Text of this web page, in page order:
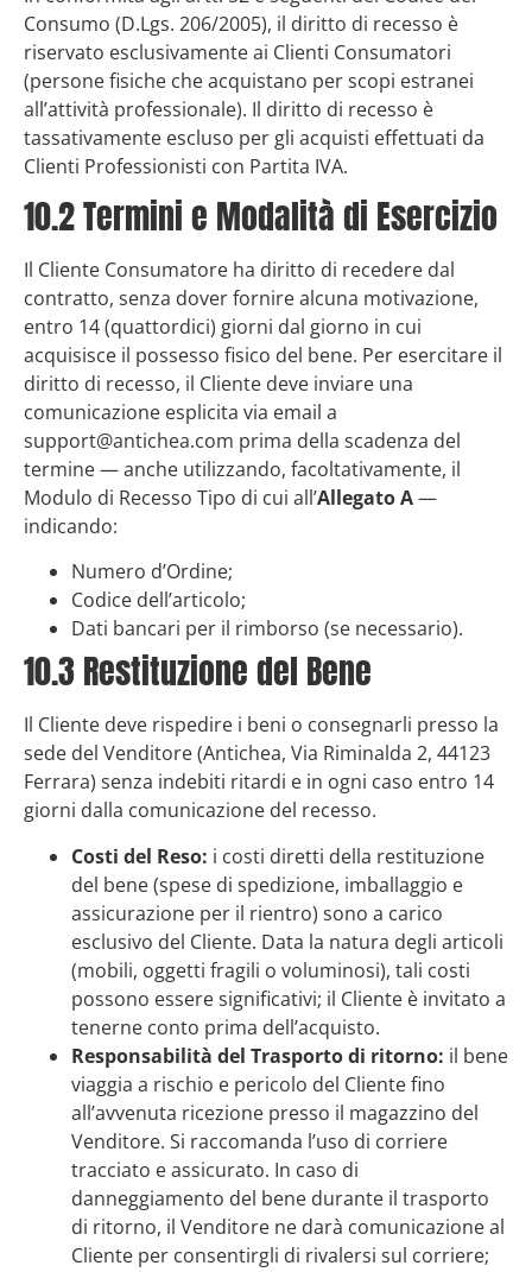
Consumo (D.Lgs. 206/2005), il diritto di recesso è
riservato esclusivamente ai Clienti Consumatori
(persone fisiche che acquistano per scopi estranei
all’attività professionale). Il diritto di recesso è
tassativamente escluso per gli acquisti effettuati da
Clienti Professionisti con Partita IVA.
10.2 Termini e Modalità di Esercizio
Il Cliente Consumatore ha diritto di recedere dal
contratto, senza dover fornire alcuna motivazione,
entro 14 (quattordici) giorni dal giorno in cui
acquisisce il possesso fisico del bene. Per esercitare il
diritto di recesso, il Cliente deve inviare una
comunicazione esplicita via email a
support@antichea.com prima della scadenza del
termine — anche utilizzando, facoltativamente, il
Modulo di Recesso Tipo di cui all’Allegato A—
indicando:
Numero d’Ordine;
Codice dell’articolo;
Dati bancari per il rimborso (se necessario).
10.3 Restituzione del Bene
Il Cliente deve rispedire i beni o consegnarli presso la
sede del Venditore (Antichea, Via Riminalda 2, 44123
Ferrara) senza indebiti ritardi e in ogni caso entro 14
giorni dalla comunicazione del recesso.
Costi del Reso: i costi diretti della restituzione
del bene (spese di spedizione, imballaggio e
assicurazione per il rientro) sono a carico
esclusivo del Cliente. Data la natura degli articoli
(mobili, oggetti fragili o voluminosi), tali costi
possono essere significativi; il Cliente è invitato a
tenerne conto prima dell’acquisto.
Responsabilità del Trasporto di ritorno: il bene
viaggia a rischio e pericolo del Cliente fino
all’avvenuta ricezione presso il magazzino del
Venditore. Si raccomanda l’uso di corriere
tracciato e assicurato. In caso di
danneggiamento del bene durante il trasporto
di ritorno, il Venditore ne darà comunicazione al
Cliente per consentirgli di rivalersi sul corriere;